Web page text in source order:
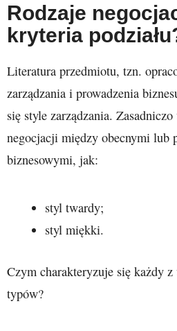
Rodzaje
kryteria
Literatura przedmiotu, tzn.
zarządzania i prowadzenia
się style zarządzania.
negocjacji między obecnymi lub
biznesowymi, jak:
styl twardy;
styl miękki.
Czym charakteryzuje się każdy
typów?